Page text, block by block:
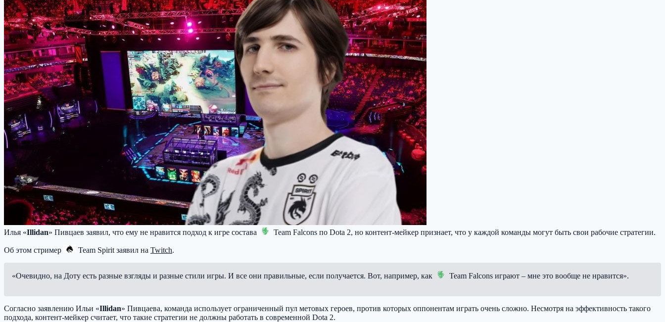
Илья «Illidan» Пивцаев заявил, что ему не нравится подход к игре состава Team Falcons по Dota 2, но контент-мейкер признает, что у каждой команды могут быть свои рабочие стратегии.
Об этом стример Team Spirit заявил на Twitch.
«Очевидно, на Доту есть разные взгляды и разные стили игры. И все они правильные, если получается. Вот, например, как Team Falcons играют – мне это вообще не нравится».
Согласно заявлению Ильи «Illidan» Пивцаева, команда использует ограниченный пул метовых героев, против которых оппонентам играть очень сложно. Несмотря на эффективность такого
подхода, контент-мейкер считает, что такие стратегии не должны работать в современной Dota 2.